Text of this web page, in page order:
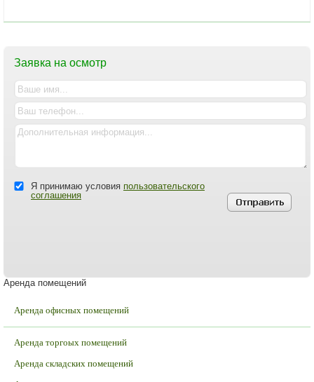
Заявка на осмотр
Я принимаю условия пользовательского
соглашения
Аренда помещений
Аренда офисных помещений
Аренда торгоых помещений
Аренда складских помещений